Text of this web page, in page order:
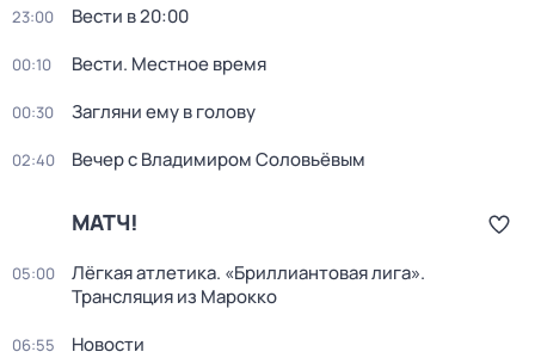
23:00 Вести в 20:00
00:10 Вести. Местное время
00:30 Загляни ему в голову
02:40 Вечер с Владимиром Соловьёвым
МАТЧ!
05:00
Лёгкая атлетика. «Бриллиантовая лига».
Трансляция из Марокко
06:55 Новости